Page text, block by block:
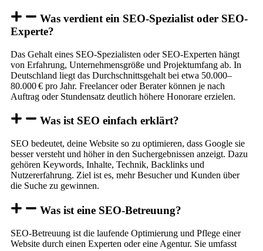
Was verdient ein SEO-Spezialist oder SEO-
Experte?
Das Gehalt eines SEO-Spezialisten oder SEO-Experten hängt
von Erfahrung, Unternehmensgröße und Projektumfang ab. In
Deutschland liegt das Durchschnittsgehalt bei etwa 50.000–
80.000 € pro Jahr. Freelancer oder Berater können je nach
Auftrag oder Stundensatz deutlich höhere Honorare erzielen.
Was ist SEO einfach erklärt?
SEO bedeutet, deine Website so zu optimieren, dass Google sie
besser versteht und höher in den Suchergebnissen anzeigt. Dazu
gehören Keywords, Inhalte, Technik, Backlinks und
Nutzererfahrung. Ziel ist es, mehr Besucher und Kunden über
die Suche zu gewinnen.
Was ist eine SEO-Betreuung?
SEO-Betreuung ist die laufende Optimierung und Pflege einer
Website durch einen Experten oder eine Agentur. Sie umfasst